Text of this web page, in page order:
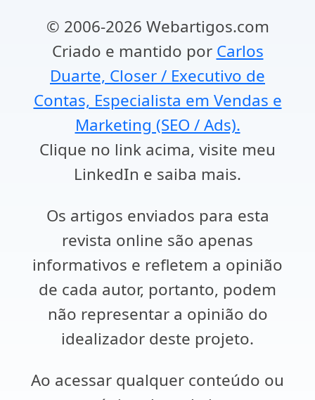
© 2006-2026 Webartigos.com
Criado e mantido por Carlos
Duarte, Closer / Executivo de
Contas, Especialista em Vendas e
Marketing (SEO / Ads).
Clique no link acima, visite meu
LinkedIn e saiba mais.
Os artigos enviados para esta
revista online são apenas
informativos e refletem a opinião
de cada autor, portanto, podem
não representar a opinião do
idealizador deste projeto.
Ao acessar qualquer conteúdo ou